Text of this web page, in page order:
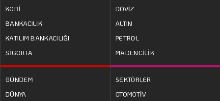
KOBİ
BANKACILIK
KATILIM BANKACILIĞI
SİGORTA
DÖVİZ
ALTIN
PETROL
MADENCİLİK
GÜNDEM
DÜNYA
SEKTÖRLER
OTOMOTİV